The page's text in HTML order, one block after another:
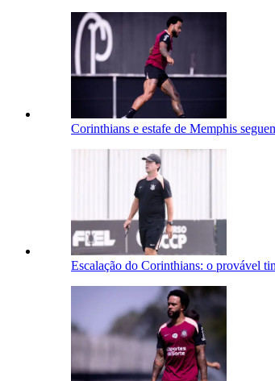
Corinthians e estafe de Memphis
Escalação do Corinthians: o provável